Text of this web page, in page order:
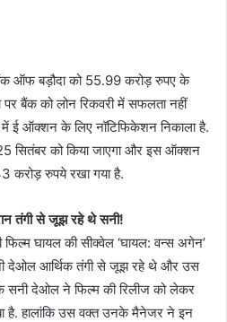
ऑफ बड़ौदा को 55.99 करोड़ रुपए के
बैंक को लोन रिकवरी में सफलता नहीं
ई ऑक्शन के लिए नॉटिफिकेशन निकाला है.
सितंबर को किया जाएगा और इस ऑक्शन
करोड़ रुपये रखा गया है.
तंगी से जूझ रहे थे सनी!
घायल की सीक्वेल ‘घायल: वन्स अगेन‌’
देओल आर्थिक तंगी से जूझ रहे थे और उस
सनी देओल ने फिल्म की रिलीज को लेकर
है. हालांकि उस वक्त उनके मैनेजर ने इन